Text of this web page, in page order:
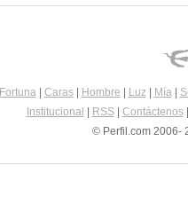
Fortuna| Caras| Hombre Luz| Mía|
Institucional
RSS| Contáctenos
© Perfil.com 2006-